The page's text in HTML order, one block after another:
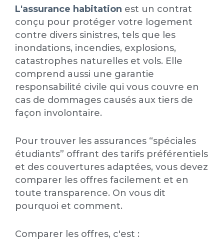
L'assurance habitation est un contrat
conçu pour protéger votre logement
contre divers sinistres, tels que les
inondations, incendies, explosions,
catastrophes naturelles et vols. Elle
comprend aussi une garantie
responsabilité civile qui vous couvre en
cas de dommages causés aux tiers de
façon involontaire.
Pour trouver les assurances “spéciales
étudiants” offrant des tarifs préférentiels
et des couvertures adaptées, vous devez
comparer les offres facilement et en
toute transparence. On vous dit
pourquoi et comment.
Comparer les offres, c'est :